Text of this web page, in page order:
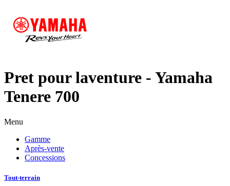
Pret pour laventure - Yamaha
Tenere 700
Menu
Gamme
Après-vente
Concessions
Tout-terrain